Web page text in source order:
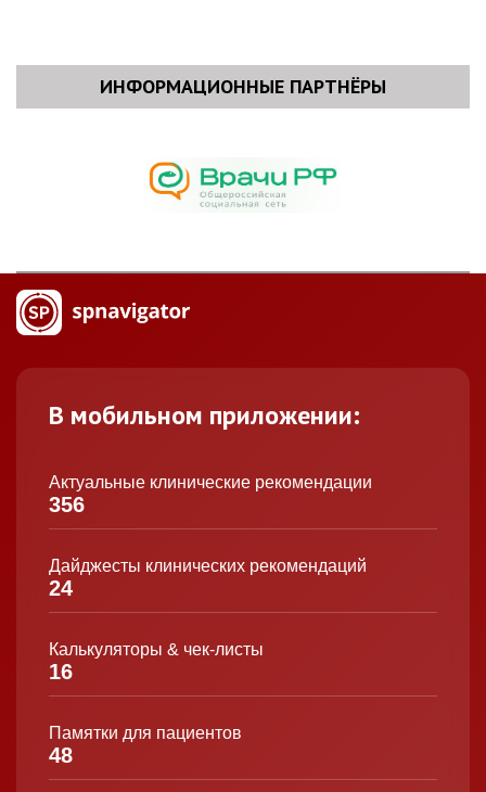
ИНФОРМАЦИОННЫЕ ПАРТНЁРЫ
В мобильном приложении:
Актуальные клинические рекомендации
356
Дайджесты клинических рекомендаций
24
Калькуляторы & чек-листы
16
Памятки для пациентов
48